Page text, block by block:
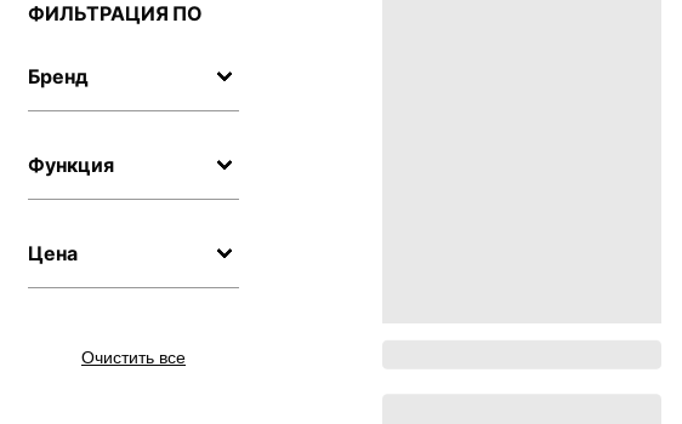
ФИЛЬТРАЦИЯ ПО
Бренд
Функция
Цена
Очистить все